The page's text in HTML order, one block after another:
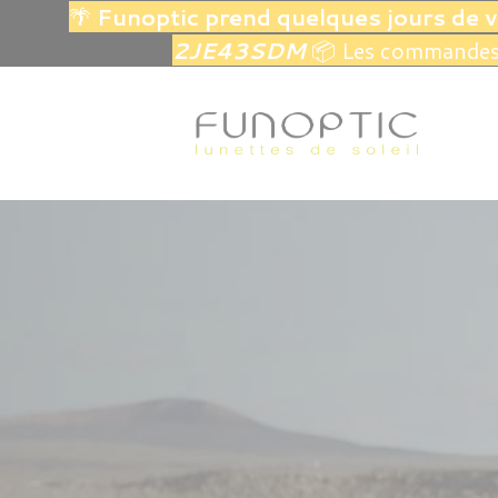
🌴 Funoptic prend quelques jours de
2JE43SDM📦 Les